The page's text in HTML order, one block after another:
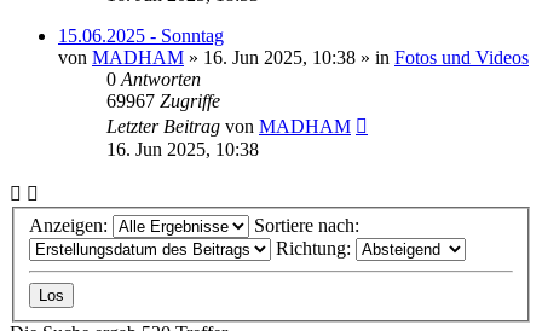
15.06.2025 - Sonntag
von MADHAM » 16. Jun 2025, 10:38 » in Fotos und Videos
0 Antworten
69967 Zugriffe
Letzter Beitrag von MADHAM
16. Jun 2025, 10:38
Anzeigen:
Sortiere nach:
Richtung: